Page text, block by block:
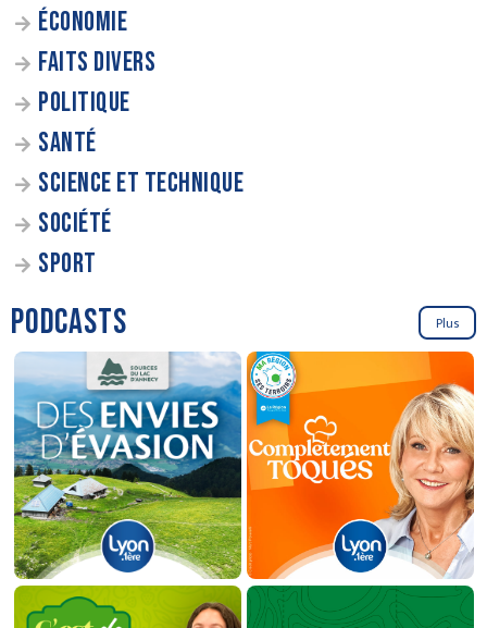
ÉCONOMIE
FAITS DIVERS
POLITIQUE
SANTÉ
SCIENCE ET TECHNIQUE
SOCIÉTÉ
SPORT
PODCASTS Plus